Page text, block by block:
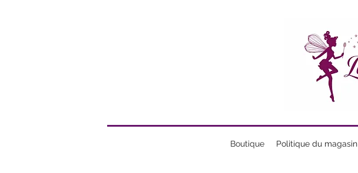
Boutique Politique du magasin